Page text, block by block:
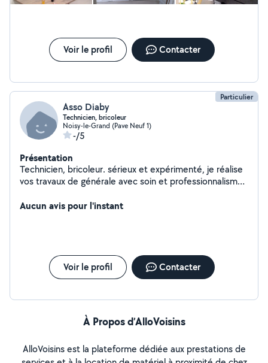
Voir le profil Contacter
Particulier
Asso Diaby
Technicien, bricoleur
Noisy-le-Grand (Pave Neuf 1)
-/5
Présentation
Technicien, bricoleur. sérieux et expérimenté, je réalise
vos travaux de générale avec soin et professionnalisme.
Dallage et chapes Terrasse et béton Rénovation
Aucun avis pour l'instant
Voir le profil Contacter
À Propos d’AlloVoisins
AlloVoisins est la plateforme dédiée aux prestations de